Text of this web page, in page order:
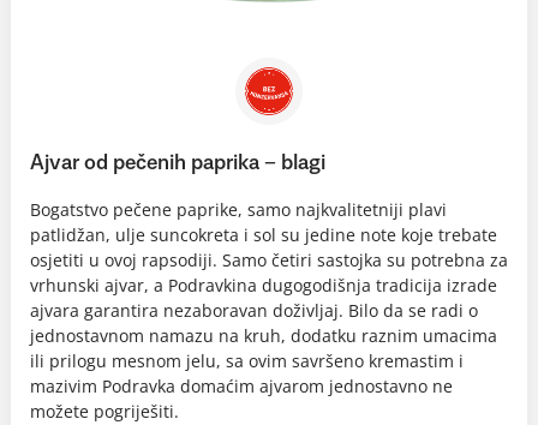
Ajvar od pečenih paprika – blagi
Bogatstvo pečene paprike, samo najkvalitetniji plavi
patlidžan, ulje suncokreta i sol su jedine note koje trebate
osjetiti u ovoj rapsodiji. Samo četiri sastojka su potrebna za
vrhunski ajvar, a Podravkina dugogodišnja tradicija izrade
ajvara garantira nezaboravan doživljaj. Bilo da se radi o
jednostavnom namazu na kruh, dodatku raznim umacima
ili prilogu mesnom jelu, sa ovim savršeno kremastim i
mazivim Podravka domaćim ajvarom jednostavno ne
možete pogriješiti.